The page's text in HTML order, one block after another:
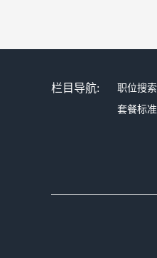
栏目导航: 职位搜索
套餐标准